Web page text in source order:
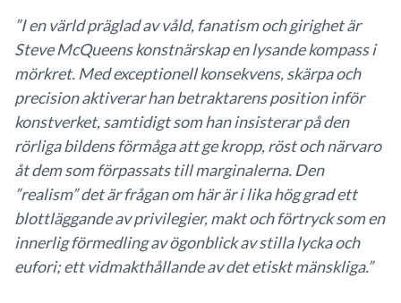
”I en värld präglad av våld, fanatism och girighet är
Steve McQueens konstnärskap en lysande kompass i
mörkret. Med exceptionell konsekvens, skärpa och
precision aktiverar han betraktarens position inför
konstverket, samtidigt som han insisterar på den
rörliga bildens förmåga att ge kropp, röst och närvaro
åt dem som förpassats till marginalerna. Den
”realism” det är frågan om här är i lika hög grad ett
blottläggande av privilegier, makt och förtryck som en
innerlig förmedling av ögonblick av stilla lycka och
eufori; ett vidmakthållande av det etiskt mänskliga.”